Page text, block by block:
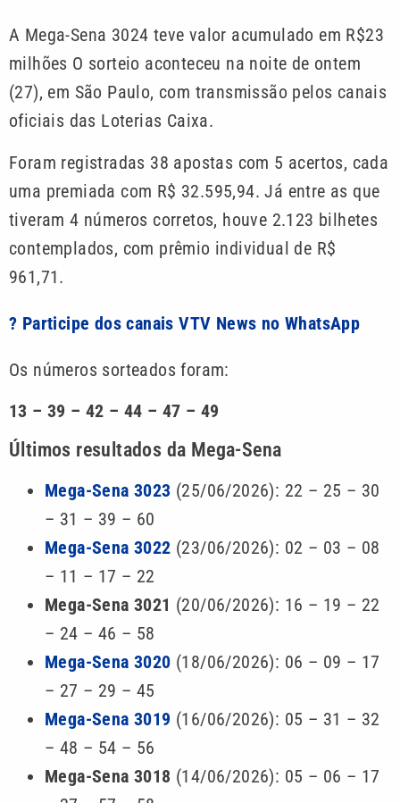
A Mega-Sena 3024 teve valor acumulado em R$23
milhões O sorteio aconteceu na noite de ontem
(27), em São Paulo, com transmissão pelos canais
oficiais das Loterias Caixa.
Foram registradas 38 apostas com 5 acertos, cada
uma premiada com R$ 32.595,94. Já entre as que
tiveram 4 números corretos, houve 2.123 bilhetes
contemplados, com prêmio individual de R$
961,71.
? Participe dos canais VTV News no WhatsApp
Os números sorteados foram:
13 – 39 – 42 – 44 – 47 – 49
Últimos resultados da Mega-Sena
Mega-Sena 3023 (25/06/2026): 22 – 25 – 30
– 31 – 39 – 60
Mega-Sena 3022 (23/06/2026): 02 – 03 – 08
– 11 – 17 – 22
Mega-Sena 3021 (20/06/2026): 16 – 19 – 22
– 24 – 46 – 58
Mega-Sena 3020 (18/06/2026): 06 – 09 – 17
– 27 – 29 – 45
Mega-Sena 3019 (16/06/2026): 05 – 31 – 32
– 48 – 54 – 56
Mega-Sena 3018 (14/06/2026): 05 – 06 – 17